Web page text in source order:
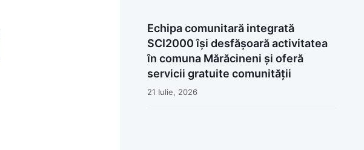
Echipa comunitară integrată
SCI2000 își desfășoară activitatea
în comuna Mărăcineni și oferă
servicii gratuite comunității
21 Iulie, 2026